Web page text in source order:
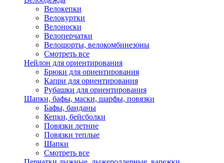
Велокепки
Велокуртки
Велоноски
Велоперчатки
Велошорты, велокомбинезоны
Смотреть все
Нейлон для ориентирования
Брюки для ориентирования
Капри для ориентирования
Рубашки для ориентирования
Шапки, бафы, маски, шарфы, повязки
Бафы, банданы
Кепки, бейсболки
Повязки летние
Повязки теплые
Шапки
Смотреть все